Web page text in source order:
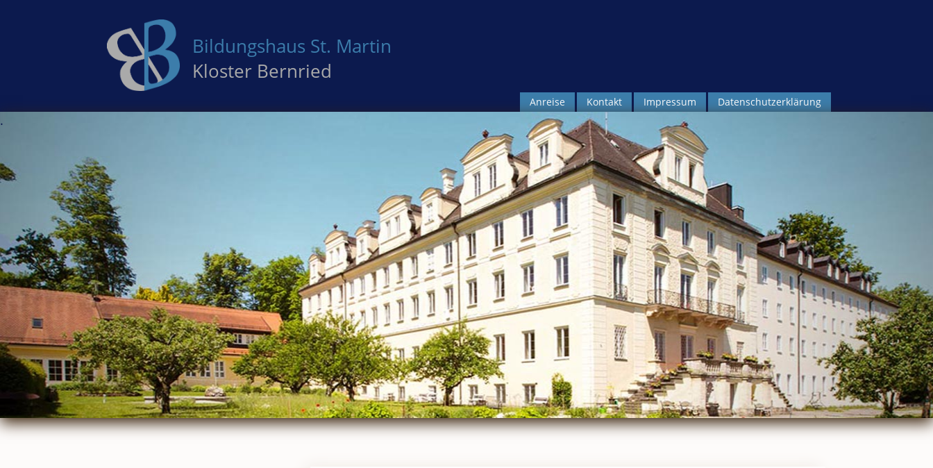
Bildungshaus St. Martin
Kloster Bernried
Anreise Kontakt Impressum Datenschutzerklärung
.